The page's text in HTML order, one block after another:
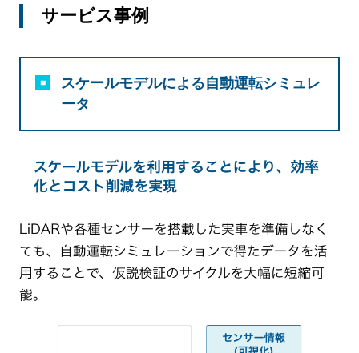
サービス事例
スケールモデルによる自動運転シミュレ
ータ